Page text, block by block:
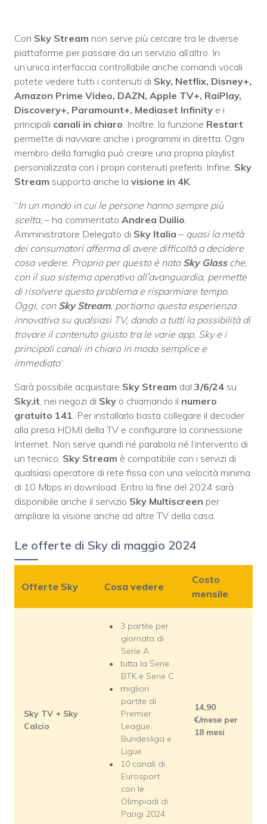
Con Sky Stream non serve più cercare tra le diverse
piattaforme per passare da un servizio all’altro. In
un’unica interfaccia controllabile anche comandi vocali
potete vedere tutti i contenuti di Sky, Netflix, Disney+,
Amazon Prime Video, DAZN, Apple TV+, RaiPlay,
Discovery+, Paramount+, Mediaset Infinity e i
principali canali in chiaro. Inoltre, la funzione Restart
permette di riavviare anche i programmi in diretta. Ogni
membro della famiglia può creare una propria playlist
personalizzata con i propri contenuti preferiti. Infine, Sky
Stream supporta anche la visione in 4K.
“In un mondo in cui le persone hanno sempre più
scelta, – ha commentato Andrea Duilio,
Amministratore Delegato di Sky Italia – quasi la metà
dei consumatori afferma di avere difficoltà a decidere
cosa vedere. Proprio per questo è nato Sky Glassche,
con il suo sistema operativo all’avanguardia, permette
di risolvere questo problema e risparmiare tempo.
Oggi, conSky Stream, portiamo questa esperienza
innovativa su qualsiasi TV, dando a tutti la possibilità di
trovare il contenuto giusto tra le varie app, Sky e i
principali canali in chiaro in modo semplice e
immediato“.
Sarà possibile acquistare Sky Stream dal 3/6/24 su
Sky.it, nei negozi di Sky o chiamando il numero
gratuito 141. Per installarlo basta collegare il decoder
alla presa HDMI della TV e configurare la connessione
Internet. Non serve quindi né parabola né l’intervento di
un tecnico. Sky Stream è compatibile con i servizi di
qualsiasi operatore di rete fissa con una velocità minima
di 10 Mbps in download. Entro la fine del 2024 sarà
disponibile anche il servizio Sky Multiscreen per
ampliare la visione anche ad altre TV della casa.
Le offerte di Sky di maggio 2024
Offerte Sky Cosa vedere
Costo
mensile
Sky TV + Sky
Calcio
3 partite per
giornata di
Serie A
tutta la Serie
BTK e Serie C
migliori
partite di
Premier
League,
Bundesliga e
Ligue
10 canali di
Eurosport
con le
Olimpiadi di
Parigi 2024
14,90
€/mese per
18 mesi